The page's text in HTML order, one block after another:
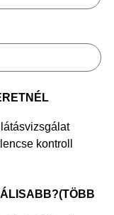
kontroll